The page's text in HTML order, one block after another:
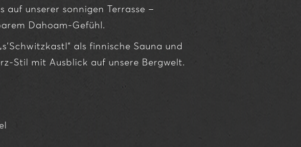
unserer sonnigen Terrasse –
Dahoam-Gefühl.
als finnische Sauna und
Stil mit Ausblick auf unsere Bergwelt.